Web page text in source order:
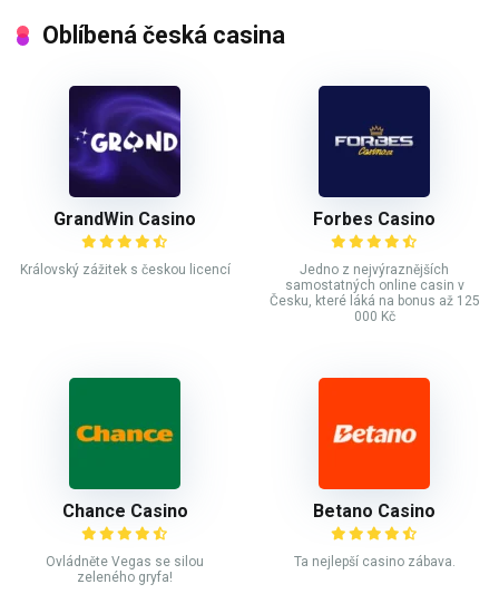
Oblíbená česká casina
GrandWin Casino
Královský zážitek s českou licencí
Forbes Casino
Jedno z nejvýraznějších
samostatných online casin v
Česku, které láká na bonus až 125
000 Kč
Chance Casino
Ovládněte Vegas se silou
zeleného gryfa!
Betano Casino
Ta nejlepší casino zábava.